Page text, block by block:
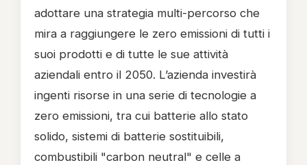
adottare una strategia multi-percorso che
mira a raggiungere le zero emissioni di tutti i
suoi prodotti e di tutte le sue attività
aziendali entro il 2050. L’azienda investirà
ingenti risorse in una serie di tecnologie a
zero emissioni, tra cui batterie allo stato
solido, sistemi di batterie sostituibili,
combustibili "carbon neutral" e celle a